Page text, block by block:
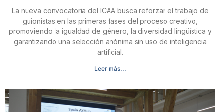
La nueva convocatoria del ICAA busca reforzar el trabajo de
guionistas en las primeras fases del proceso creativo,
promoviendo la igualdad de género, la diversidad lingüística y
garantizando una selección anónima sin uso de inteligencia
artificial.
Leer más...